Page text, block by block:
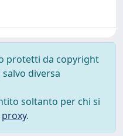
protetti da copyright
diversa
soltanto per chi si
proxy.